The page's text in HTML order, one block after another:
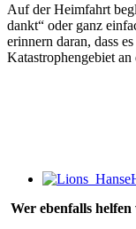
Auf der Heimfahrt
dankt“ oder ganz
erinnern daran, dass
Katastrophengebiet
Wer ebenfalls